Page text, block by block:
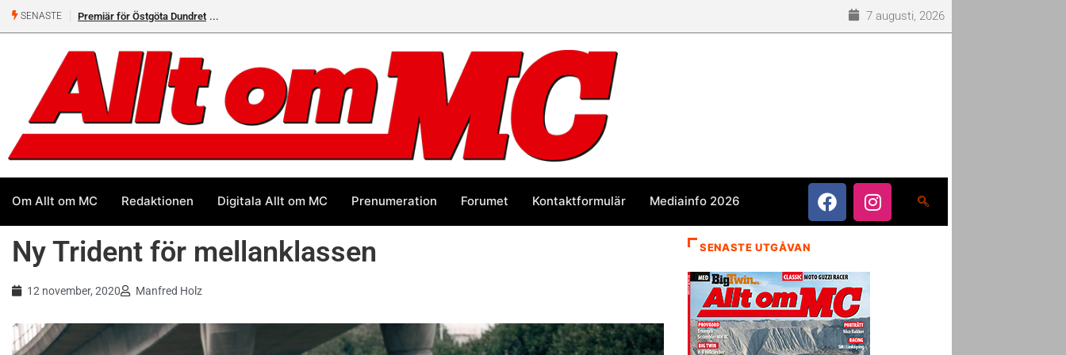
SENASTE Premiär för Östgöta Dundret
cruiser från H-D
7 augusti, 2026
Om Allt om MC Redaktionen Digitala Allt om MC Prenumeration Forumet Kontaktformulär Mediainfo 2026
Ny Trident för mellanklassen
12 november, 2020 Manfred Holz
SENASTE UTGÅVAN